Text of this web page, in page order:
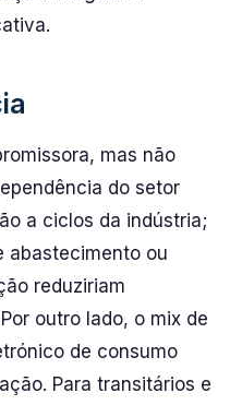
mas não
do setor
a ciclos da indústria;
abastecimento ou
reduziriam
outro lado, o mix de
de consumo
Para transitários e